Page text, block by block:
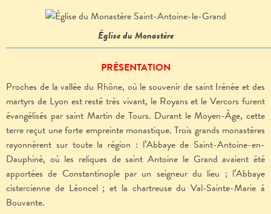
Église du Monastère
PRÉSENTATION
Proches de la vallée du Rhône, où le souvenir de saint Irénée et des
martyrs de Lyon est resté très vivant, le Royans et le Vercors furent
évangélisés par saint Martin de Tours. Durant le Moyen-Âge, cette
terre reçut une forte empreinte monastique. Trois grands monastères
rayonnèrent sur toute la région : l’Abbaye de Saint-Antoine-en-
Dauphiné, où les reliques de saint Antoine le Grand avaient été
apportées de Constantinople par un seigneur du lieu ; l’Abbaye
cistercienne de Léoncel ; et la chartreuse du Val-Sainte-Marie à
Bouvante.